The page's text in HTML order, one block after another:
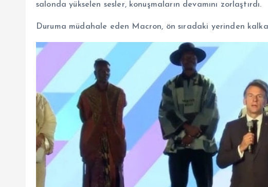
salonda yükselen sesler, konuşmaların devamını zorlaştırdı.
Duruma müdahale eden Macron, ön sıradaki yerinden